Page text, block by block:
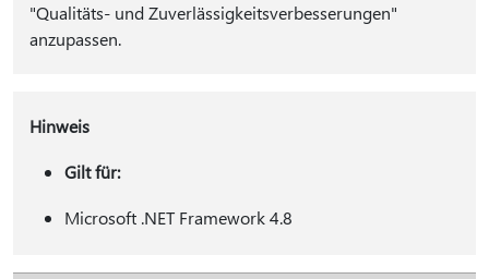
"Qualitäts- und Zuverlässigkeitsverbesserungen"
anzupassen.
Hinweis
Gilt für:
Microsoft .NET Framework 4.8